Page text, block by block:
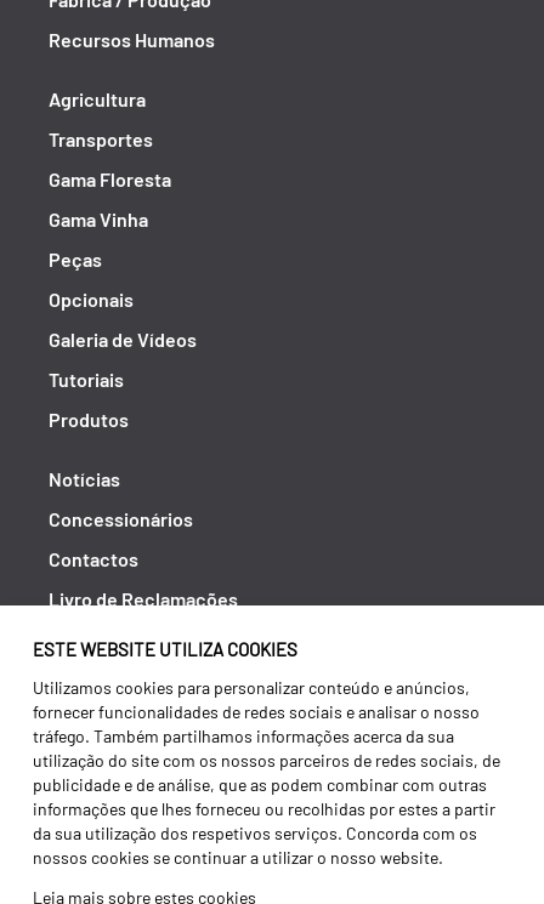
ESTE WEBSITE UTILIZA COOKIES
Utilizamos cookies para personalizar conteúdo e anúncios,
fornecer funcionalidades de redes sociais e analisar o nosso
tráfego. Também partilhamos informações acerca da sua
utilização do site com os nossos parceiros de redes sociais, de
publicidade e de análise, que as podem combinar com outras
informações que lhes forneceu ou recolhidas por estes a partir
da sua utilização dos respetivos serviços. Concorda com os
nossos cookies se continuar a utilizar o nosso website.
Leia mais sobre estes cookies
Recursos Humanos
Agricultura
Transportes
Gama Floresta
Gama Vinha
Peças
Opcionais
Galeria de Vídeos
Tutoriais
Produtos
Notícias
Concessionários
Contactos
Livro de Reclamações
Política de Privacidade
Canal de Denúncias (RGPC)
Termos e condições